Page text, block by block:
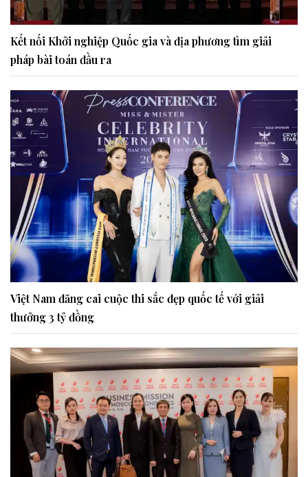
Kết nối Khởi nghiệp Quốc gia và địa phương tìm giải
pháp bài toán đầu ra
Việt Nam đăng cai cuộc thi sắc đẹp quốc tế với giải
thưởng 3 tỷ đồng